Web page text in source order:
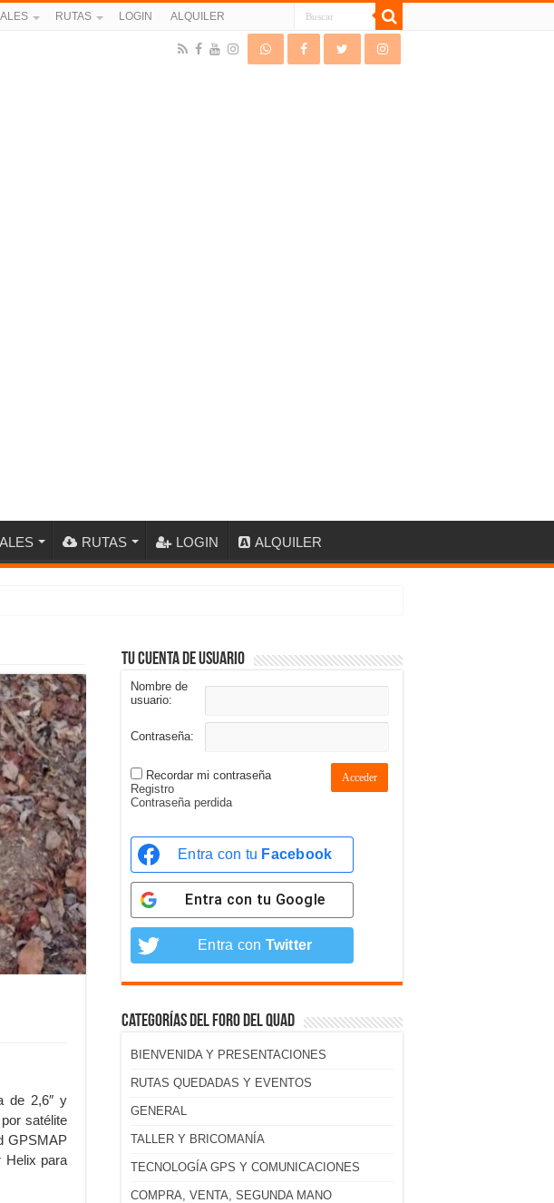
RUTAS LOGIN ALQUILER
RUTAS LOGIN ALQUILER
de 2,6″ y
satélite
GPSMAP
Helix para
Tu cuenta de usuario
Nombre de
usuario:
Contraseña:
Recordar mi contraseña Acceder
Registro
Contraseña perdida
Entra con tu Facebook
Entra con tu Google
Entra con Twitter
Categorías del foro del Quad
BIENVENIDA Y PRESENTACIONES
RUTAS QUEDADAS Y EVENTOS
GENERAL
TALLER Y BRICOMANÍA
TECNOLOGÍA GPS Y COMUNICACIONES
COMPRA, VENTA, SEGUNDA MANO